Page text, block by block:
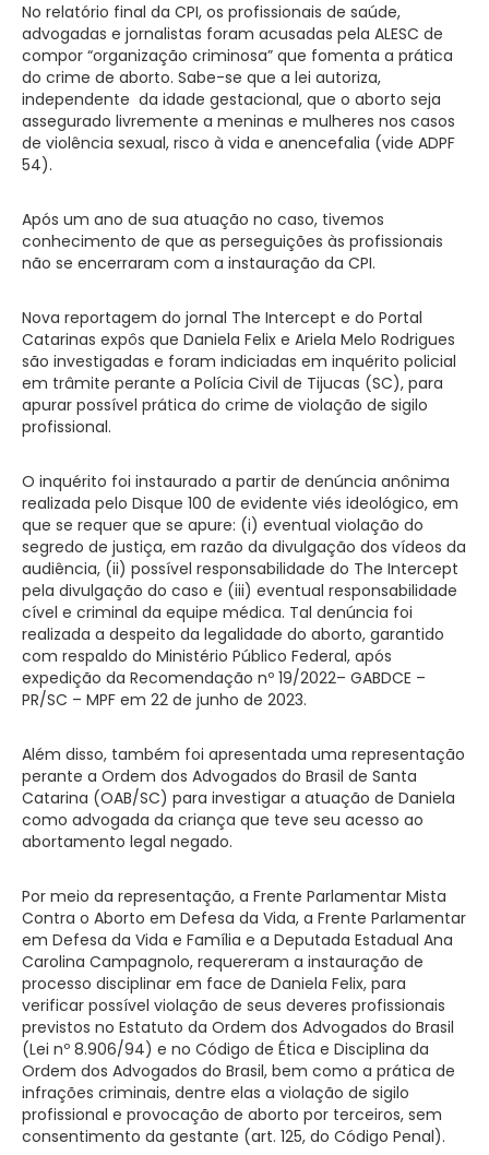
No relatório final da CPI, os profissionais de saúde,
advogadas e jornalistas foram acusadas pela ALESC de
compor “organização criminosa” que fomenta a prática
do crime de aborto. Sabe-se que a lei autoriza,
independente da idade gestacional, que o aborto seja
assegurado livremente a meninas e mulheres nos casos
de violência sexual, risco à vida e anencefalia (vide ADPF
54).
Após um ano de sua atuação no caso, tivemos
conhecimento de que as perseguições às profissionais
não se encerraram com a instauração da CPI.
Nova reportagem do jornal The Intercept e do Portal
Catarinas expôs que Daniela Felix e Ariela Melo Rodrigues
são investigadas e foram indiciadas em inquérito policial
em trâmite perante a Polícia Civil de Tijucas (SC), para
apurar possível prática do crime de violação de sigilo
profissional.
O inquérito foi instaurado a partir de denúncia anônima
realizada pelo Disque 100 de evidente viés ideológico, em
que se requer que se apure: (i) eventual violação do
segredo de justiça, em razão da divulgação dos vídeos da
audiência, (ii) possível responsabilidade do The Intercept
pela divulgação do caso e (iii) eventual responsabilidade
cível e criminal da equipe médica. Tal denúncia foi
realizada a despeito da legalidade do aborto, garantido
com respaldo do Ministério Público Federal, após
expedição da Recomendação nº 19/2022– GABDCE –
PR/SC – MPF em 22 de junho de 2023.
Além disso, também foi apresentada uma representação
perante a Ordem dos Advogados do Brasil de Santa
Catarina (OAB/SC) para investigar a atuação de Daniela
como advogada da criança que teve seu acesso ao
abortamento legal negado.
Por meio da representação, a Frente Parlamentar Mista
Contra o Aborto em Defesa da Vida, a Frente Parlamentar
em Defesa da Vida e Família e a Deputada Estadual Ana
Carolina Campagnolo, requereram a instauração de
processo disciplinar em face de Daniela Felix, para
verificar possível violação de seus deveres profissionais
previstos no Estatuto da Ordem dos Advogados do Brasil
(Lei nº 8.906/94) e no Código de Ética e Disciplina da
Ordem dos Advogados do Brasil, bem como a prática de
infrações criminais, dentre elas a violação de sigilo
profissional e provocação de aborto por terceiros, sem
consentimento da gestante (art. 125, do Código Penal).